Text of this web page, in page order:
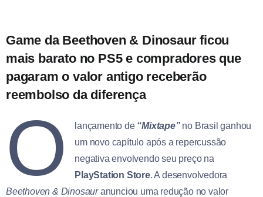
Game da Beethoven & Dinosaur ficou
mais barato no PS5 e compradores que
pagaram o valor antigo receberão
reembolso da diferença
O lançamento de “Mixtape”no Brasil ganhou
um novo capítulo após a repercussão
negativa envolvendo seu preço na
PlayStation Store. A desenvolvedora
Beethoven & Dinosauranunciou uma redução no valor